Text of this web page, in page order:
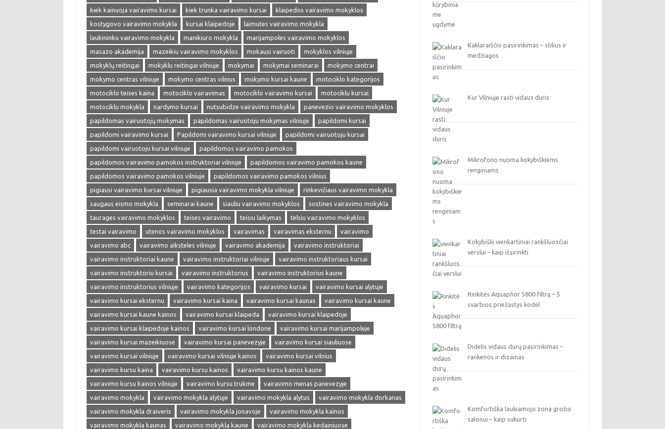
kiek kainuoja vairavimo kursai
kiek trunka vairavimo kursai
klaipedos vairavimo mokyklos
kostygovo vairavimo mokykla
kursai klaipedoje
laimutes vairavimo mokykla
laukininku vairavimo mokykla
manikiuro mokykla
marijampoles vairavimo mokyklos
masazo akademija
mazeikiu vairavimo mokyklos mokausi vairuoti
mokyklos vilniuje
mokyklų reitingai
mokyklu reitingai vilniuje mokymai mokymai seminarai
mokymo centrai
mokymo centras vilniuje
mokymo centras vilnius mokymo kursai kaune
motociklo kategorijos
motociklo teises kaina
motociklo vairavimas motociklo vairavimo kursai
motociklu kursai
motociklu mokykla
nardymo kursai nutsubidze vairavimo mokykla
panevezio vairavimo mokyklos
papildomas vairuotojų mokymas
papildomas vairuotoju mokymas vilniuje
papildomi kursai
papildomi vairavimo kursai
Papildomi vairavimo kursai vilniuje
papildomi vairuotoju kursai
papildomi vairuotoju kursai vilniuje
papildomos vairavimo pamokos
papildomos vairavimo pamokos instruktoriai vilniuje
papildomos vairavimo pamokos kaune
papildomos vairavimo pamokos vilniuje
papildomos vairavimo pamokos vilnius
pigiausi vairavimo kursai vilniuje
pigiausia vairavimo mokykla vilniuje
rinkevičiaus vairavimo mokykla
saugaus eismo mokykla
seminarai kaune siauliu vairavimo mokyklos
sostines vairavimo mokykla
taurages vairavimo mokyklos
teises vairavimo teisiu laikymas
telsiu vairavimo mokyklos
testai vairavimo
utenos vairavimo mokyklos vairavimas vairavimas eksternu
vairavimo
vairavimo abc
vairavimo aiksteles vilniuje vairavimo akademija
vairavimo instruktoriai
vairavimo instruktoriai kaune
vairavimo instruktoriai vilniuje
vairavimo instruktoriaus kursai
vairavimo instruktoriu kursai
vairavimo instruktorius
vairavimo instruktorius kaune
vairavimo instruktorius vilniuje
vairavimo kategorijos vairavimo kursai
vairavimo kursai alytuje
vairavimo kursai eksternu
vairavimo kursai kaina vairavimo kursai kaunas
vairavimo kursai kaune
vairavimo kursai kaune kainos
vairavimo kursai klaipeda
vairavimo kursai klaipedoje
vairavimo kursai klaipedoje kainos
vairavimo kursai londone
vairavimo kursai marijampoleje
vairavimo kursai mazeikiuose
vairavimo kursai panevezyje
vairavimo kursai siauliuose
vairavimo kursai vilniuje
vairavimo kursai vilniuje kainos
vairavimo kursai vilnius
vairavimo kursu kaina
vairavimo kursu kainos
vairavimo kursu kainos kaune
vairavimo kursu kainos vilniuje
vairavimo kursu trukme
vairavimo menas panevezyje
vairavimo mokykla
vairavimo mokykla alytuje vairavimo mokykla alytus
vairavimo mokykla dorkanas
vairavimo mokykla draiveris
vairavimo mokykla jonavoje
vairavimo mokykla kainos
vairavimo mokykla kaunas
vairavimo mokykla kaune
vairavimo mokykla kedainiuose
Kaklaraiščio pasirinkimas – stilius ir
medžiagos
Kur Vilniuje rasti vidaus duris
Mikrofono nuoma kokybiškiems
renginiams
Kokybiški vienkartiniai rankšluosčiai
verslui – kaip išsirinkti
Rinkitės Aquaphor S800 filtrą – 5
svarbios priežastys kodėl
Didelis vidaus durų pasirinkimas –
rankenos ir dizainas
Komfortiška laukiamojo zona grožio
salonui – kaip sukurti